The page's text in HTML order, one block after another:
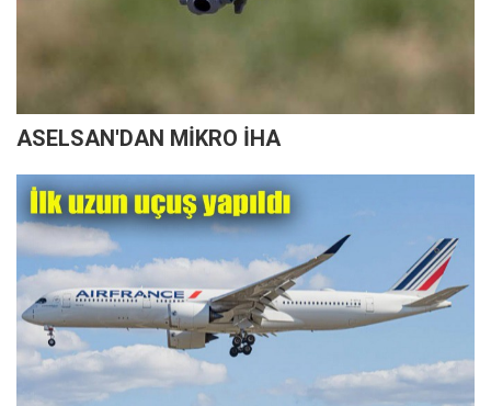
ASELSAN'DAN MİKRO İHA